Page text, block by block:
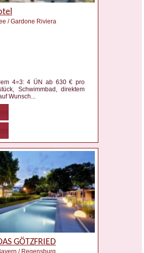
/ Gardone Riviera
4=3: 4 ÜN ab 630 € pro
Schwimmbad, direktem
Wunsch
GÖTZFRIED